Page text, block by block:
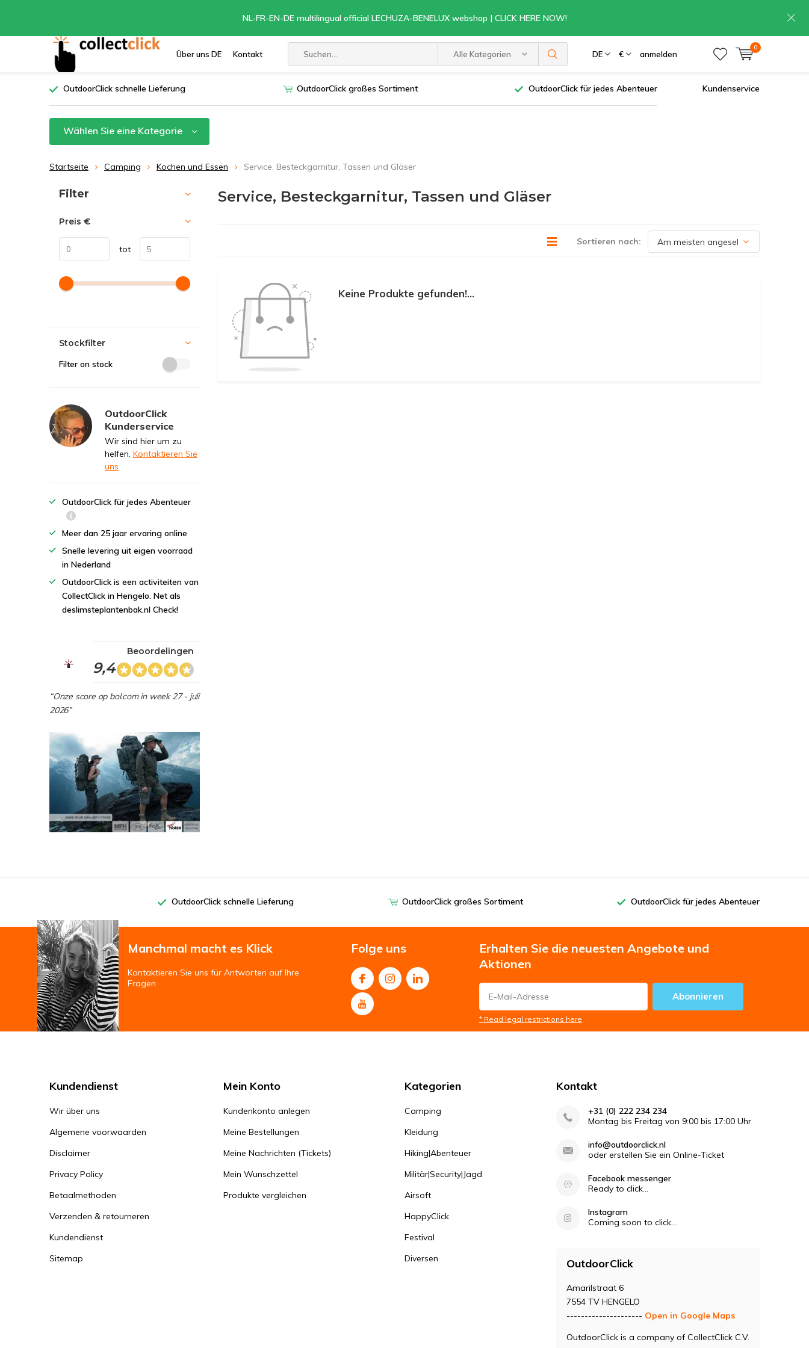
Über uns DE Kontakt Alle Kategorien DE € anmelden
0
NL-FR-EN-DE multilingual official LECHUZA-BENELUX webshop | CLICK HERE NOW!
OutdoorClick schnelle Lieferung OutdoorClick großes Sortiment OutdoorClick für jedes Abenteuer Kundenservice
Wählen Sie eine Kategorie
Startseite Camping Kochen und Essen Service, Besteckgarnitur, Tassen und Gläser
Service, Besteckgarnitur, Tassen und Gläser
Sortieren nach:
Keine Produkte gefunden!...
Sortieren nach:
Filter
Preis €
tot
Stockfilter
Filter on stock
OutdoorClick
Kunderservice
Wir sind hier um zu
helfen. Kontaktieren Sie
uns
OutdoorClick für jedes Abenteuer
Meer dan 25 jaar ervaring online
Snelle levering uit eigen voorraad
in Nederland
OutdoorClick is een activiteiten van
CollectClick in Hengelo. Net als
deslimsteplantenbak.nl Check!
9,4
Beoordelingen
“Onze score op bol.com in week 27 - juli
2026”
OutdoorClick schnelle Lieferung OutdoorClick großes Sortiment OutdoorClick für jedes Abenteuer
Manchmal macht es Klick
Kontaktieren Sie uns für Antworten auf Ihre
Fragen
Folge uns
Erhalten Sie die neuesten Angebote und
Aktionen
Abonnieren
* Read legal restrictions here
Kundendienst
Wir über uns
Algemene voorwaarden
Disclaimer
Privacy Policy
Betaalmethoden
Verzenden & retourneren
Kundendienst
Sitemap
Mein Konto
Kundenkonto anlegen
Meine Bestellungen
Meine Nachrichten (Tickets)
Mein Wunschzettel
Produkte vergleichen
Kategorien
Camping
Kleidung
Hiking|Abenteuer
Militär|Security|Jagd
Airsoft
HappyClick
Festival
Diversen
Kontakt
+31 (0) 222 234 234
Montag bis Freitag von 9:00 bis 17:00 Uhr
info@outdoorclick.nl
oder erstellen Sie ein Online-Ticket
Facebook messenger
Ready to click...
Instagram
Coming soon to click...
OutdoorClick
Amarilstraat 6
7554 TV HENGELO
--------------------- Open in Google Maps
OutdoorClick is a company of CollectClick C.V.